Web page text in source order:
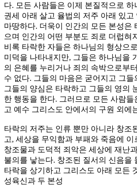
다. 모든 사람들은 이제 본질적으로 하
권세 아래 살고 율법의 저주 아래 있고
마땅하다. 더욱이 인간의 모든 본성은
으며 인간의 어떤 부분도 죄로 더럽혀
비록 타락한 자들은 하나님의 형상으
미덕을 나타내지만, 그들은 하나님을
의 은혜를 누리거나 죄의 속박으로부
수 없다. 그들의 마음은 굳어지고 그들
그들의 양심은 타락하고 그들의 영의
한 행동을 한다. 그러므로 모든 사람들
고 예수 그리스도 안에서의 구원 외에
타락의 저주는 인류 뿐만 아니라 창조
고, 세상을 무익함과 부패와 죽음에
창조물과 도덕적 죄악은 세상에 재난
불의를 낳는다. 창조된 질서의 신음을
타락을 상기하고 그리스도 아래 모든
성육신과 두 본성